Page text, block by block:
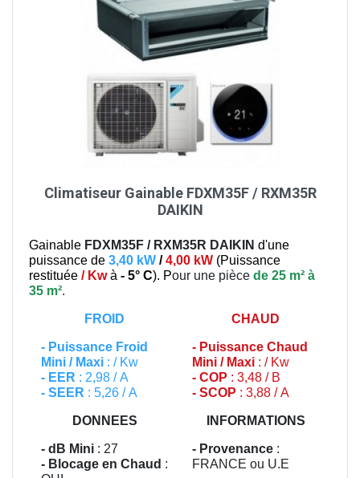
Climatiseur Gainable FDXM35F / RXM35R
DAIKIN
Gainable FDXM35F / RXM35R DAIKIN d'une
puissance de 3,40 kW /4,00 kW (Puissance
restituée / Kwà - 5° C). Pour une pièce de 25 m² à
35 m².
FROID
- Puissance Froid
Mini / Maxi : / Kw
- EER : 2,98 / A
- SEER : 5,26 / A
CHAUD
- Puissance Chaud
Mini / Maxi : / Kw
- COP : 3,48 / B
- SCOP : 3,88 / A
DONNEES
- dB Mini : 27
- Blocage en Chaud :
INFORMATIONS
- Provenance :
FRANCE ou U.E